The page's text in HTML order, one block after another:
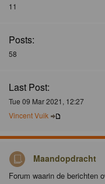
11
Posts:
58
Last Post:
Tue 09 Mar 2021, 12:27
Vincent Vuik
Maandopdracht
Forum waarin de berichten